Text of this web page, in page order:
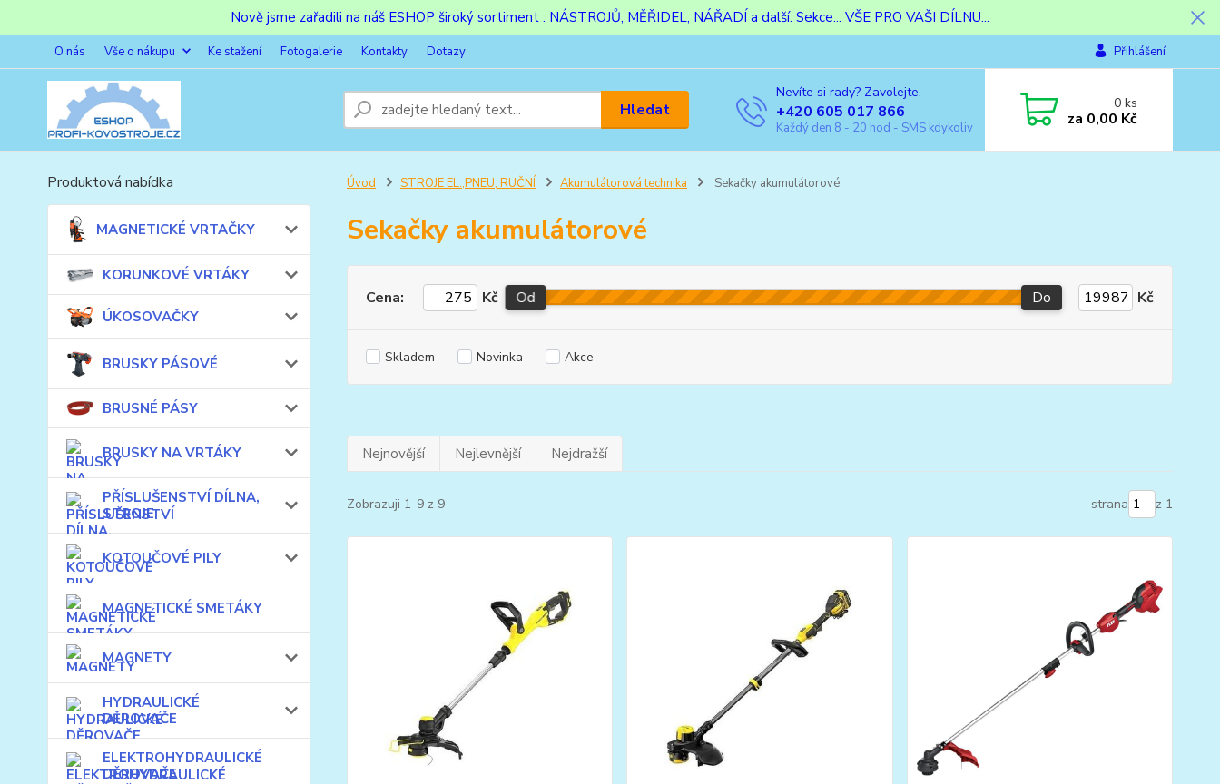
Nově jsme zařadili na náš ESHOP široký sortiment : NÁSTROJŮ, MĚŘIDEL, NÁŘADÍ a další. Sekce... VŠE PRO VAŠI DÍLNU...
O nás Vše o nákupu Ke stažení Fotogalerie Kontakty Dotazy Přihlášení
Hledat
Nevíte si rady? Zavolejte.
+420 605 017 866
Každý den 8 - 20 hod - SMS kdykoliv
0ks
za 0,00 Kč
Produktová nabídka
MAGNETICKÉ VRTAČKY
KORUNKOVÉ VRTÁKY
ÚKOSOVAČKY
BRUSKY PÁSOVÉ
BRUSNÉ PÁSY
BRUSKY NA VRTÁKY
PŘÍSLUŠENSTVÍ DÍLNA,
STROJE
KOTOUČOVÉ PILY
MAGNETICKÉ SMETÁKY
MAGNETY
HYDRAULICKÉ
DĚROVAČE
ELEKTROHYDRAULICKÉ
DĚROVAČE
Úvod STROJE EL.,PNEU, RUČNÍ Akumulátorová technika Sekačky akumulátorové
Sekačky akumulátorové
Cena: Kč Od Do Kč
Skladem Novinka Akce
Nejnovější Nejlevnější Nejdražší
Zobrazuji 1-9 z 9 strana z 1